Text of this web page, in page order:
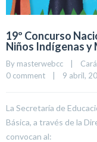
19º Concurso
Niños Indígenas y
By masterwebcc |
0 comment
| 9 abril,
La Secretaría de
Básica, a través de la
convocan al: